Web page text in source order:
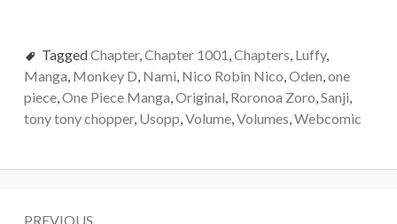
TaggedChapter,Chapter 1001,Chapters, Luffy,
Manga, Monkey D, Nami, Nico Robin Nico,Oden,one
piece,One Piece Manga,Original, Roronoa Zoro,Sanji,
tony tony chopper, Usopp,Volume,Volumes,Webcomic
PREVIOUS